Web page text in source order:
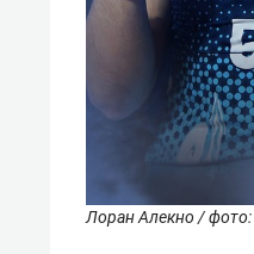
Лоран Алекно / фото: